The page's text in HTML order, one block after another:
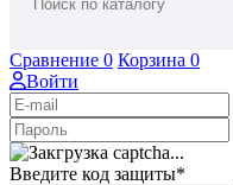
Сравнение 0 Корзина 0
Войти
Введите код защиты*